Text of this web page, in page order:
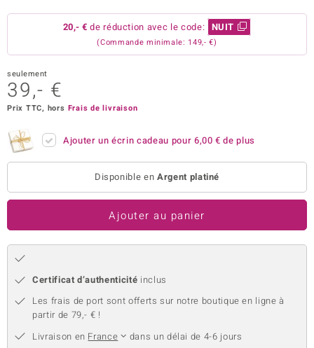
Collection
20,- € de réduction avec le code: NUIT
(Commande minimale: 149,- €)
seulement
39,- €
Prix TTC, hors Frais de livraison
Ajouter un écrin cadeau pour 6,00 € de plus
Disponible en Argent platiné
Ajouter au panier
Certificat d’authenticité inclus
Les frais de port sont offerts sur notre boutique en ligne à
partir de 79,- € !
Livraison en France
dans un délai de 4-6 jours